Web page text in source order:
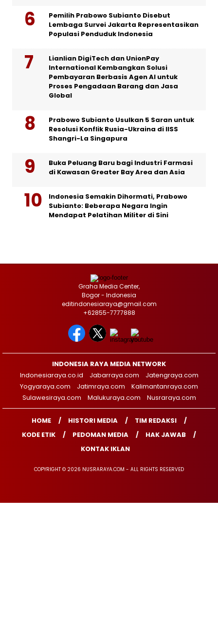
Pemilih Prabowo Subianto Disebut
Lembaga Survei Jakarta Representasikan
Populasi Penduduk Indonesia
Lianlian DigiTech dan UnionPay
International Kembangkan Solusi
Pembayaran Berbasis Agen AI untuk
Proses Pengadaan Barang dan Jasa
Global
Prabowo Subianto Usulkan 5 Saran untuk
Resolusi Konflik Rusia-Ukraina di IISS
Shangri-La Singapura
Buka Peluang Baru bagi Industri Farmasi
di Kawasan Greater Bay Area dan Asia
Indonesia Semakin Dihormati, Prabowo
Subianto: Beberapa Negara Ingin
Mendapat Pelatihan Militer di Sini
Graha Media Center,
Bogor - Indonesia
editindonesiaraya@gmail.com
+62855-7777888
INDONESIA RAYA MEDIA NETWORK
Indonesiaraya.co.id
Jabarraya.com
Jatengraya.com
Yogyaraya.com
Jatimraya.com
Kalimantanraya.com
Sulawesiraya.com
Malukuraya.com Nusraraya.com
HOME HISTORI MEDIA
TIM REDAKSI
KODE ETIK
PEDOMAN MEDIA
HAK JAWAB
KONTAK IKLAN
COPYRIGHT © 2026 NUSRARAYA.COM - ALL RIGHTS RESERVED